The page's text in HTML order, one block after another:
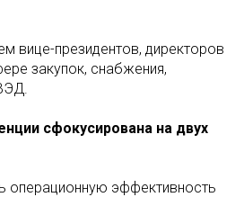
вице-президентов, директоров
закупок, снабжения,
сфокусирована на двух
операционную эффективность